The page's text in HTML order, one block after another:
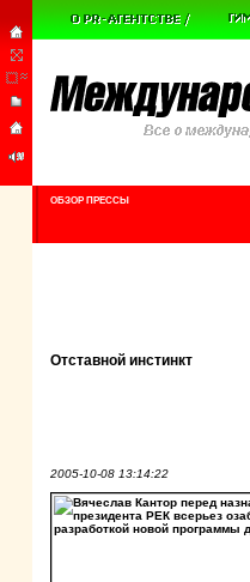
ОБЗОР ПРЕССЫ
Отставной инстинкт
2005-10-08 13:14:22